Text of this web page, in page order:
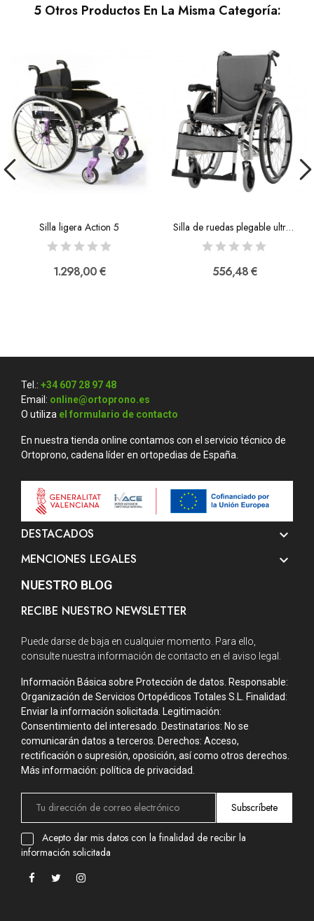
5 Otros Productos En La Misma Categoría:
Silla ligera Action 5
1.298,00 €
Silla de ruedas plegable ultraligera Ergo S 125
556,48 €
Tel.: +34 607 28 97 48
Email: online@ortoprono.es
O utiliza el formulario de contacto
En nuestra tienda online contamos con el servicio técnico de
Ortoprono, cadena líder en ortopedias de España.
DESTACADOS 
MENCIONES LEGALES 
NUESTRO BLOG
RECIBE NUESTRO NEWSLETTER
Puede darse de baja en cualquier momento. Para ello,
consulte nuestra información de contacto en el aviso legal.
Información Básica sobre Protección de datos. Responsable:
Organización de Servicios Ortopédicos Totales S.L. Finalidad:
Enviar la información solicitada. Legitimación:
Consentimiento del interesado. Destinatarios: No se
comunicarán datos a terceros. Derechos: Acceso,
rectificación o supresión, oposición, así como otros derechos.
Más información: política de privacidad.
Subscríbete
Acepto dar mis datos con la finalidad de recibir la
información solicitada